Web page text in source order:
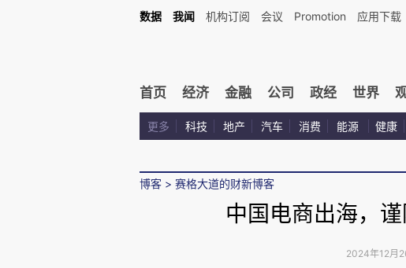
数据 我闻 机构订阅 会议 Promotion 应用下载
首页 经济 金融 公司 政经 世界
更多 科技 地产 汽车 消费 能源 健康
博客 > 赛格大道的财新博客
中国电商出海，
2024年12月